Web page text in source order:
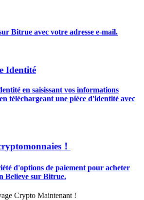
rentable
Bitrue avec votre adresse e-mail.
Identité
en saisissant vos informations
téléchargeant une pièce d'identité avec
！
d'options de paiement pour acheter
Believe sur Bitrue.
Crypto Maintenant !